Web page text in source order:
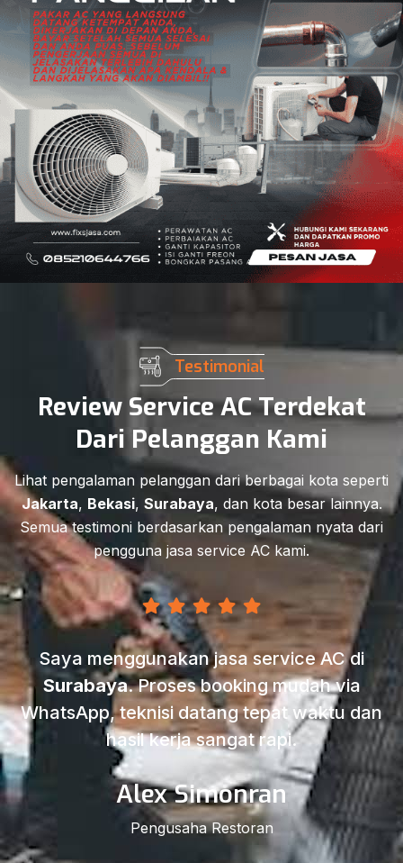
Testimonial
Review Service AC Terdekat
Dari Pelanggan Kami
Lihat pengalaman pelanggan dari berbagai kota seperti
Jakarta, Bekasi, Surabaya, dan kota besar lainnya.
Semua testimoni berdasarkan pengalaman nyata dari
pengguna jasa service AC kami.
Saya menggunakan jasa service AC di
Surabaya. Proses booking mudah via
WhatsApp, teknisi datang tepat waktu dan
hasil kerja sangat rapi.
Alex Simonran
Pengusaha Restoran